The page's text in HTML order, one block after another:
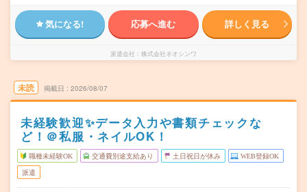
気になる! 応募へ進む 詳しく見る
派遣会社 株式会社ネオシンワ
未読 掲載日 2026/08/07
未経験歓迎✨データ入力や書類チェックな
ど！＠私服・ネイルOK！
職種未経験OK 交通費別途支給あり 土日祝日が休み WEB登録OK
派遣